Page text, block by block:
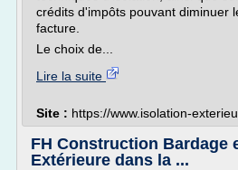
crédits d'impôts pouvant diminuer
facture.
Le choix de...
Lire la suite
Site : https://www.isolation-
FH Construction Bardage
Extérieure dans la ...